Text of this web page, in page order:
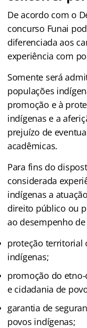
De acordo com o
concurso Funai
diferenciada aos
experiência com
Somente será
populações
promoção e à
indígenas e a
prejuízo de
acadêmicas.
Para fins do
considerada
indígenas a
direito público ou
ao desempenho
proteção territorial
indígenas;
promoção do
e cidadania de
garantia de
povos indígenas;